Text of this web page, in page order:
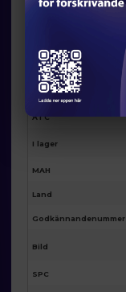
Förpackning
Substans
ATC
I lager
MAH
Land
Godkännandenummer
Bild
SPC